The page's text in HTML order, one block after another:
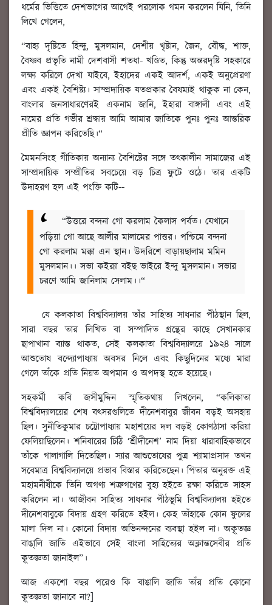
ধর্মের ভিত্তিতে দেশভাগের আগেই পরলোক গমন করলেন যিনি, তিনি
লিখে গেলেন,
“বাহ্য দৃষ্টিতে হিন্দু, মুসলমান, দেশীয় খৃষ্টান, জৈন, বৌদ্ধ, শাক্ত,
বৈষ্ণব প্রভৃতি নামী দেশবাসী শতধা- খণ্ডিত, কিন্তু অন্তরদৃষ্টি সহকারে
লক্ষ্য করিলে দেখা যাইবে, ইহাদের একই আদর্শ, একই অনুপ্রেরণা
এবং একই বৈশিষ্ট্য। সাম্প্রদায়িক যতপ্রকার বৈষম্যই থাকুক না কেন,
বাংলার জনসাধারণেরই একনাম জানি, ইহারা বাঙ্গালী এবং এই
নামের প্রতি গভীর শ্রদ্ধায় আমি আমার জাতিকে পুনঃ পুনঃ আন্তরিক
প্রীতি জ্ঞাপন করিতেছি।“
মৈমনসিংহ গীতিকায় অন্যান্য বৈশিষ্টের সঙ্গে তত্কালীন সামাজের এই
সাম্প্রদায়িক সম্প্রীতির সবচেয়ে বড় চিত্র ফুটে ওঠে। তার একটি
উদাহরণ হল এই পংক্তি কটি--
“উত্তরে বন্দনা গো করলাম কৈলাস পর্বত। যেখানে
পড়িয়া গো আছে আলীর মালামের পাত্তর। পশ্চিমে বন্দনা
গো করলাম মক্কা এন স্থান। উদরিশে বাড়ায়ছালাম মমিন
মুসলমান।। সভা কইর‍্যা বইছ ভাইরে ইন্দু মুসলমান। সভার
চরণে আমি জানিলাম সেলাম।।“
যে কলকাতা বিশ্ববিদ্যালয় তাঁর সাহিত্য সাধনার পীঠস্থান ছিল,
সারা বছর তার লিখিত বা সম্পাদিত গ্রন্থের কাছে সেখানকার
ছাপাখানা ব্যাস্ত থাকত, সেই কলকাতা বিশ্ববিদ্যালয়ে ১৯২৪ সালে
আশুতোষ বন্দ্যোপাধ্যায় অবসর নিলে এবং কিছুদিনের মধ্যে মারা
গেলে তাঁকে প্রতি নিয়ত অপমান ও অপদস্থ হতে হয়েছে।
সহকর্মী কবি জসীমুদ্দিন স্মৃতিকথায় লিখলেন, “কলিকাতা
বিশ্ববিদ্যালয়ের শেষ বত্সরগুলিতে দীনেশবাবুর জীবন বড়ই অসহায়
ছিল। সুনীতিকুমার চট্টোপাধ্যায় মহাশয়ের দল বড়ই কোণঠাসা করিয়া
ফেলিয়াছিলেন। শনিবারের চিঠি ‘শ্রীদীনেশ’ নাম দিয়া ধারাবাহিকভাবে
তাঁকে গালাগালি দিতেছিল। স্যার আশুতোষের পুত্র শ্যামাপ্রসাদ তখন
সবেমাত্র বিশ্ববিদ্যালয়ে প্রভাব বিস্তার করিতেছেন। পিতার অনুরক্ত এই
মহামনীষীকে তিনি অগণ্য শত্রুগণের বুহ্য হইতে রক্ষা করিতে সাহস
করিলেন না। আজীবন সাহিত্য সাধনার পীঠভূমি বিশ্ববিদ্যালয় হইতে
দীনেশবাবুকে বিদায় গ্রহণ করিতে হইল। কেহ তাঁহাকে কোন ফুলের
মালা দিল না। কোনো বিদায় অভিনন্দনের ব্যবস্থা হইল না। অকৃ্তজ্ঞ
বাঙা্লি জাতি এইভাবে সেই বাংলা সাহিত্যের অক্লান্তসেবীর প্রতি
কৃ্তজ্ঞতা জানাইল”।
আজ একশো বছর পরেও কি বাঙালি জাতি তাঁর প্রতি কোনো
কৃ্তজ্ঞতা জানাবে না?]